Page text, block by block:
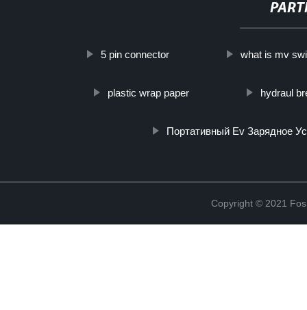
5 pin connector what is mv
plastic wrap paper hydraul
Портативный Ev Зарядное
Copyright © 2021